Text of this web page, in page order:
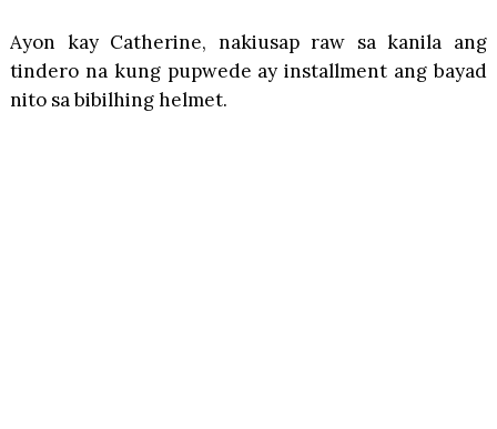
Ayon kay Catherine, nakiusap raw sa kanila ang
tindero na kung pupwede ay installment ang bayad
nito sa bibilhing helmet.